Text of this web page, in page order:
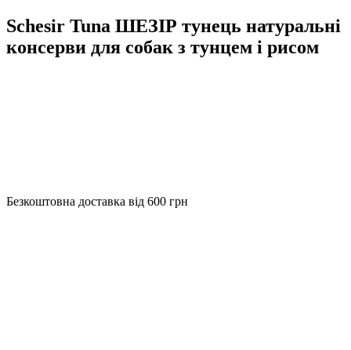
Schesir Tuna ШЕЗІР тунець натуральні
консерви для собак з тунцем і рисом
Безкоштовна доставка від 600 грн